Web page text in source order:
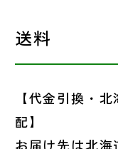
送料
【代金引換・
配】
お届け先は北